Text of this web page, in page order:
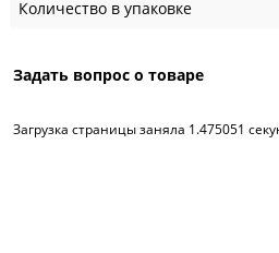
Количество в упаковке
Задать вопрос о товаре
Загрузка страницы заняла 1.475051